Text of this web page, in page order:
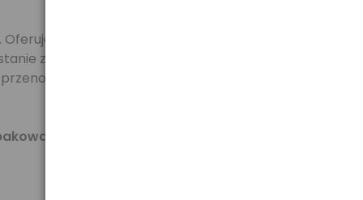
ona
zauważony przez osoby ceniące sobie styl, ale
danych, zdjęć i prezentacji, ale służą
sprawia, iż pendrive'y ZaNa Silver są